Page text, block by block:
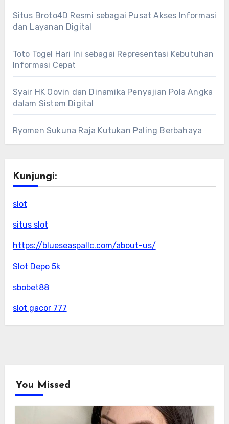
Situs Broto4D Resmi sebagai Pusat Akses Informasi
dan Layanan Digital
Toto Togel Hari Ini sebagai Representasi Kebutuhan
Informasi Cepat
Syair HK Oovin dan Dinamika Penyajian Pola Angka
dalam Sistem Digital
Ryomen Sukuna Raja Kutukan Paling Berbahaya
Kunjungi:
slot
situs slot
https://blueseaspallc.com/about-us/
Slot Depo 5k
sbobet88
slot gacor 777
You Missed